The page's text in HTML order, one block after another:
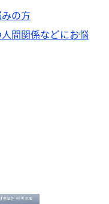
の方
間関係などにお悩